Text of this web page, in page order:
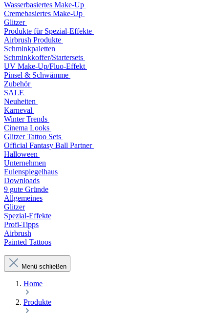
Wasserbasiertes Make-Up
Cremebasiertes Make-Up
Glitzer
Produkte für Spezial-Effekte
Airbrush Produkte
Schminkpaletten
Schminkkoffer/Startersets
UV Make-Up/Fluo-Effekt
Pinsel & Schwämme
Zubehör
SALE
Neuheiten
Karneval
Winter Trends
Cinema Looks
Glitzer Tattoo Sets
Official Fantasy Ball Partner
Halloween
Unternehmen
Eulenspiegelhaus
Downloads
9 gute Gründe
Allgemeines
Glitzer
Spezial-Effekte
Profi-Tipps
Airbrush
Painted Tattoos
Menü schließen
Home
Produkte